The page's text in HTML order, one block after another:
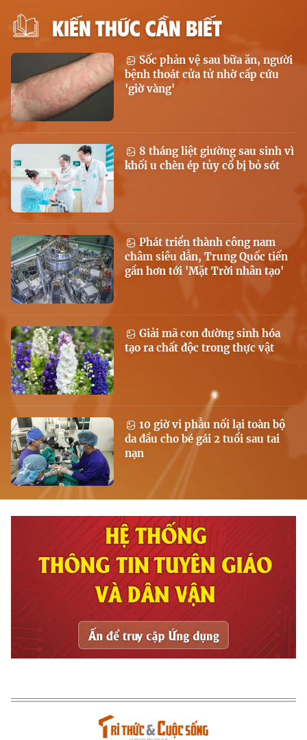
KIẾN THỨC CẦN BIẾT
Sốc phản vệ sau bữa ăn, người
bệnh thoát cửa tử nhờ cấp cứu
'giờ vàng'
8 tháng liệt giường sau sinh vì
khối u chèn ép tủy cổ bị bỏ sót
Phát triển thành công nam
châm siêu dẫn, Trung Quốc tiến
gần hơn tới 'Mặt Trời nhân tạo'
Giải mã con đường sinh hóa
tạo ra chất độc trong thực vật
10 giờ vi phẫu nối lại toàn bộ
da đầu cho bé gái 2 tuổi sau tai
nạn